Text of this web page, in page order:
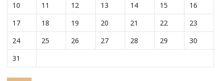
10
11 12 13 14 15
16
17
18 19 20 21 22
23
24
25 26 27 28 29
30
31